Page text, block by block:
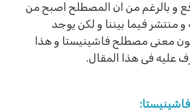
و بالرغم من ان المصطلح اصبح من
و منتشر فيما بيننا و لكن يوجد
معنى مصطلح فاشينيستا و هذا
عليه فى هذا المقال.